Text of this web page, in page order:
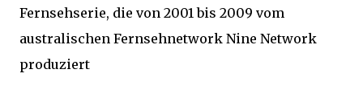
Fernsehserie, die von 2001 bis 2009 vom
australischen Fernsehnetwork Nine Network
produziert